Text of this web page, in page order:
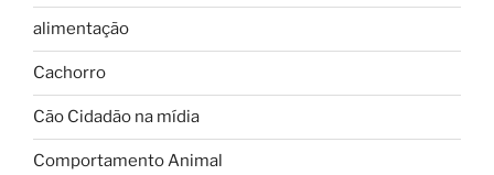
alimentação
Cachorro
Cão Cidadão na mídia
Comportamento Animal